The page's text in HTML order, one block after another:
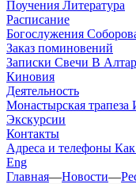
Поучения Литература
Расписание
Богослужения
Заказ поминовений
Записки Свечи В
Киновия
Деятельность
Монастырская трапеза
Экскурсии
Контакты
Адреса и телефоны Как
Eng
Главная—Новости—